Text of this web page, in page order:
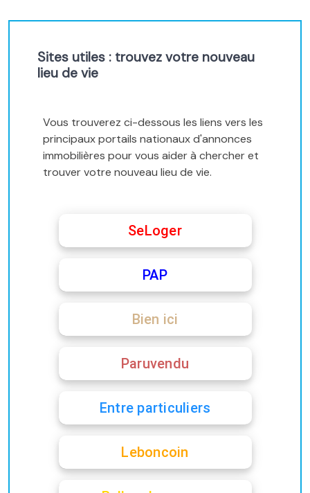
Sites utiles : trouvez votre nouveau
lieu de vie
Vous trouverez ci-dessous les liens vers les
principaux portails nationaux d'annonces
immobilières pour vous aider à chercher et
trouver votre nouveau lieu de vie.
SeLoger
PAP
Bien ici
Paruvendu
Entre particuliers
Leboncoin